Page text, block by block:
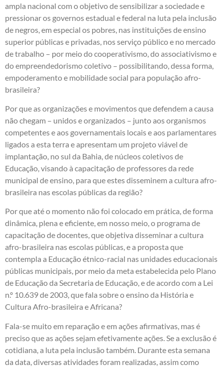
ampla nacional com o objetivo de sensibilizar a sociedade e
pressionar os governos estadual e federal na luta pela inclusão
de negros, em especial os pobres, nas instituições de ensino
superior públicas e privadas, nos serviço público e no mercado
de trabalho – por meio do cooperativismo, do associativismo e
do empreendedorismo coletivo – possibilitando, dessa forma,
empoderamento e mobilidade social para população afro-
brasileira?
Por que as organizações e movimentos que defendem a causa
não chegam – unidos e organizados – junto aos organismos
competentes e aos governamentais locais e aos parlamentares
ligados a esta terra e apresentam um projeto viável de
implantação, no sul da Bahia, de núcleos coletivos de
Educação, visando à capacitação de professores da rede
municipal de ensino, para que estes disseminem a cultura afro-
brasileira nas escolas públicas da região?
Por que até o momento não foi colocado em prática, de forma
dinâmica, plena e eficiente, em nosso meio, o programa de
capacitação de docentes, que objetiva disseminar a cultura
afro-brasileira nas escolas públicas, e a proposta que
contempla a Educação étnico-racial nas unidades educacionais
públicas municipais, por meio da meta estabelecida pelo Plano
de Educação da Secretaria de Educação, e de acordo com a Lei
n.º 10.639 de 2003, que fala sobre o ensino da História e
Cultura Afro-brasileira e Africana?
Fala-se muito em reparação e em ações afirmativas, mas é
preciso que as ações sejam efetivamente ações. Se a exclusão é
cotidiana, a luta pela inclusão também. Durante esta semana
da data, diversas atividades foram realizadas, assim como